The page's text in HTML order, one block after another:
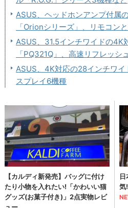
ASUS、ヘッドホンアンプ付属
「Orionシリーズ」、リモコン
ASUS、31.5インチワイドの4K
「PQ321Q」、高速リフレッシ
ASUS、4K対応の28インチワ
スプレイ6機種